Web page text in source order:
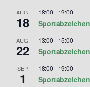
AUG.
18
18:00 - 19:00
Sportabzeichen
AUG.
22
13:00 - 15:00
Sportabzeichen
SEP.
1
18:00 - 19:00
Sportabzeichen